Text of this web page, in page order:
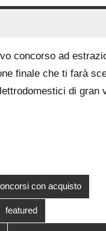
concorso ad
finale che ti farà
di gran
con acquisto
featured